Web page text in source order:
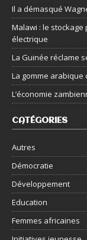
Il a démasqué
Malawi : le
électrique
La Guinée réclame
La gomme arabique
L’économie
CATÉGORIES
Autres
Démocratie
Développement
Education
Femmes africaines